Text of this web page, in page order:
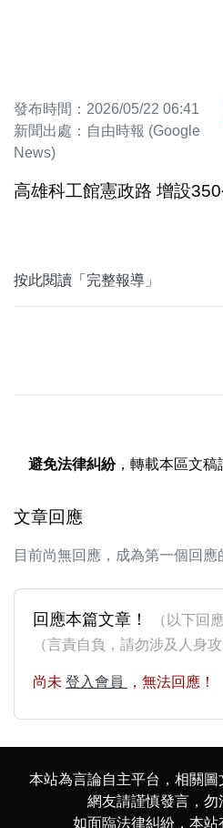
發布時間：2026/05/22 06:41
新聞出處：自由時報 (Google
News)
高雄科工館憲政路 增設
按此閱讀「完整報導」
避免法律糾紛，轉載本區文稿
文章回應
目前尚無回應，成為第一個回應
回應本篇文章！
（以下回
（言責自負，請勿涉及人身
尚未 登入會員 ，無法回應！
本站為言論自主平台，相關圖
網友請謹慎發言，勿
如面臨法律糾紛，本站